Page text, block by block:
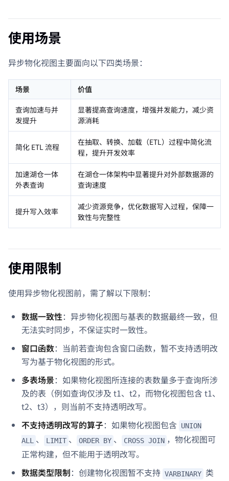
使用场景
异步物化视图主要面向以下四类场景：
场景
价值
查询加速与并
发提升
显著提高查询速度，增强并发能力，减少资
源消耗
简化 ETL 流程
在抽取、转换、加载（ETL）过程中简化流
程，提升开发效率
加速湖仓一体
外表查询
在湖仓一体架构中显著提升对外部数据源的
查询速度
提升写入效率
减少资源竞争，优化数据写入过程，保障一
致性与完整性
使用限制
使用异步物化视图前，需了解以下限制：
数据一致性：异步物化视图与基表的数据最终一致，但
无法实时同步，不保证实时一致性。
窗口函数：当前若查询包含窗口函数，暂不支持透明改
写为基于物化视图的形式。
多表场景：如果物化视图所连接的表数量多于查询所涉
及的表（例如查询仅涉及 t1、t2，而物化视图包含 t1、
t2、t3），则当前不支持透明改写。
不支持透明改写的算子：如果物化视图包含 UNION
ALL
、 LIMIT 、 ORDER BY 、 CROSS JOIN ，物化视图可
正常构建，但不能用于透明改写。
数据类型限制：创建物化视图暂不支持 VARBINARY 类